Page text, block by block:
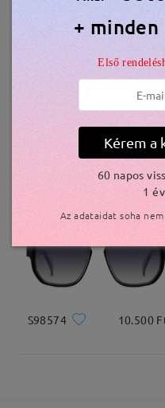
szállítási idő
5-7 munkanap részletek
Kiszállítva
Hasonló keretek
SMLT065 14.235
S98574 10.500
+ minden
Első
Kérem a
60 napos
1
Az adataidat soha